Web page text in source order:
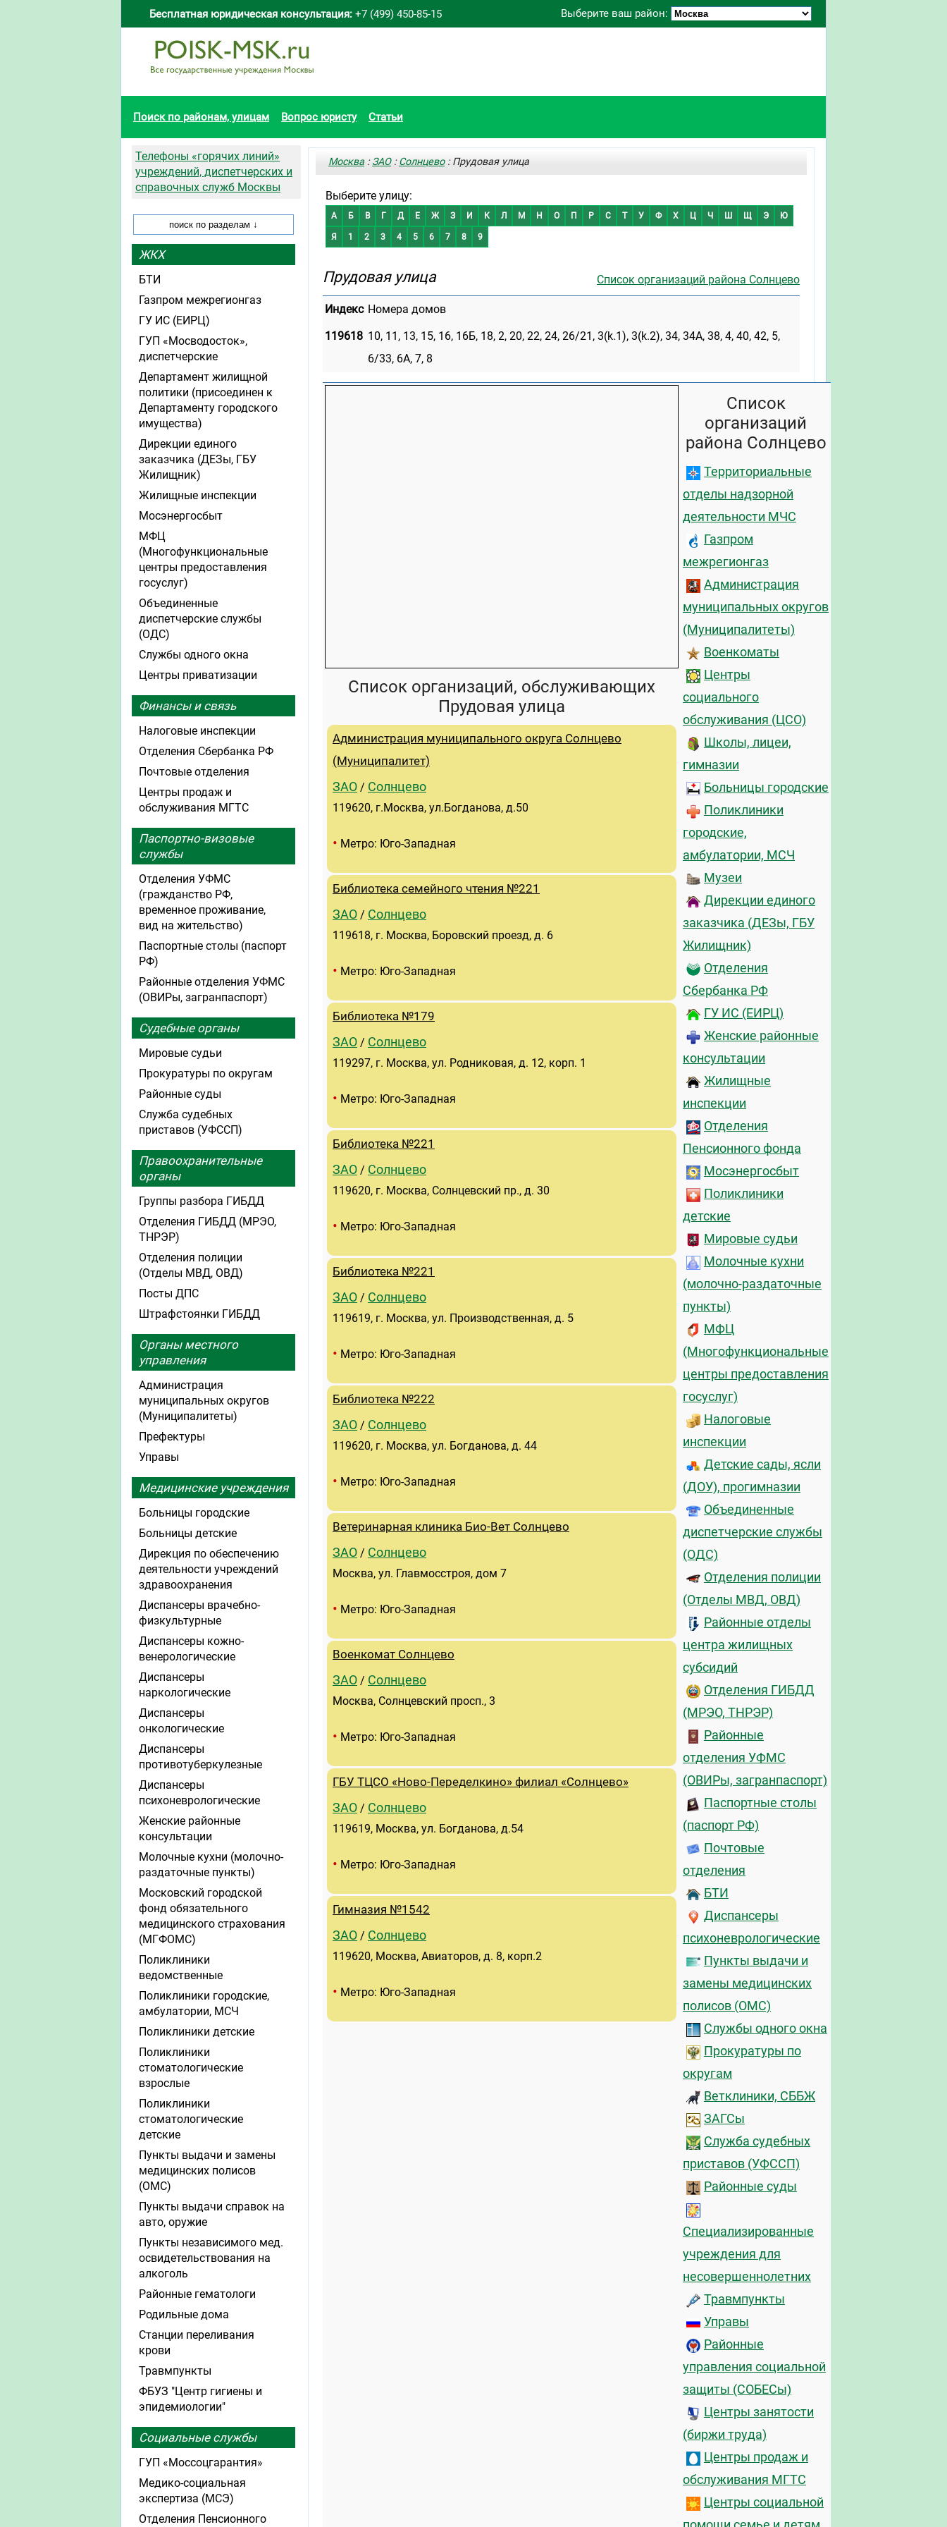
Выберите ваш район:
Бесплатная юридическая консультация: +7 (499) 450-85-15
Поиск по районам, улицам Вопрос юристу Статьи
Москва :ЗАО:Солнцево: Прудовая улица
Выберите улицу:
А Б В Г Д Е Ж З И К Л М Н О П Р С Т У Ф Х Ц Ч Ш Щ Э Ю
Я 1 2 3 4 5 6 7 8 9
Список организаций района Солнцево
Прудовая улица
Индекс Номера домов
119618 10, 11, 13, 15, 16, 16Б, 18, 2, 20, 22, 24, 26/21, 3(k.1), 3(k.2), 34, 34А, 38, 4, 40, 42, 5,
6/33, 6А, 7, 8
Список организаций, обслуживающих
Прудовая улица
Администрация муниципального округа Солнцево
(Муниципалитет)
ЗАО / Солнцево
119620, г.Москва, ул.Богданова, д.50
• Метро: Юго-Западная
Библиотека семейного чтения №221
ЗАО / Солнцево
119618, г. Москва, Боровский проезд, д. 6
• Метро: Юго-Западная
Библиотека №179
ЗАО / Солнцево
119297, г. Москва, ул. Родниковая, д. 12, корп. 1
• Метро: Юго-Западная
Библиотека №221
ЗАО / Солнцево
119620, г. Москва, Солнцевский пр., д. 30
• Метро: Юго-Западная
Библиотека №221
ЗАО / Солнцево
119619, г. Москва, ул. Производственная, д. 5
• Метро: Юго-Западная
Библиотека №222
ЗАО / Солнцево
119620, г. Москва, ул. Богданова, д. 44
• Метро: Юго-Западная
Ветеринарная клиника Био-Вет Солнцево
ЗАО / Солнцево
Москва, ул. Главмосстроя, дом 7
• Метро: Юго-Западная
Военкомат Солнцево
ЗАО / Солнцево
Москва, Солнцевский просп., 3
• Метро: Юго-Западная
ГБУ ТЦСО «Ново-Переделкино» филиал «Солнцево»
ЗАО / Солнцево
119619, Москва, ул. Богданова, д.54
• Метро: Юго-Западная
Гимназия №1542
ЗАО / Солнцево
119620, Москва, Авиаторов, д. 8, корп.2
• Метро: Юго-Западная
Список
организаций
района Солнцево
Территориальные
отделы надзорной
деятельности МЧС
Газпром
межрегионгаз
Администрация
муниципальных округов
(Муниципалитеты)
Военкоматы
Центры
социального
обслуживания (ЦСО)
Школы, лицеи,
гимназии
Больницы городские
Поликлиники
городские,
амбулатории, МСЧ
Музеи
Дирекции единого
заказчика (ДЕЗы, ГБУ
Жилищник)
Отделения
Сбербанка РФ
ГУ ИС (ЕИРЦ)
Женские районные
консультации
Жилищные
инспекции
Отделения
Пенсионного фонда
Мосэнергосбыт
Поликлиники
детские
Мировые судьи
Молочные кухни
(молочно-раздаточные
пункты)
МФЦ
(Многофункциональные
центры предоставления
госуслуг)
Налоговые
инспекции
Детские сады, ясли
(ДОУ), прогимназии
Объединенные
диспетчерские службы
(ОДС)
Отделения полиции
(Отделы МВД, ОВД)
Районные отделы
центра жилищных
субсидий
Отделения ГИБДД
(МРЭО, ТНРЭР)
Районные
отделения УФМС
(ОВИРы, загранпаспорт)
Паспортные столы
(паспорт РФ)
Почтовые
отделения
БТИ
Диспансеры
психоневрологические
Пункты выдачи и
замены медицинских
полисов (ОМС)
Службы одного окна
Прокуратуры по
округам
Ветклиники, СББЖ
ЗАГСы
Служба судебных
приставов (УФССП)
Районные суды
Специализированные
учреждения для
несовершеннолетних
Травмпункты
Управы
Районные
управления социальной
защиты (СОБЕСы)
Центры занятости
(биржи труда)
Центры продаж и
обслуживания МГТС
Центры социальной
Телефоны «горячих линий»
учреждений, диспетчерских и
справочных служб Москвы
ЖКХ
БТИ
Газпром межрегионгаз
ГУ ИС (ЕИРЦ)
ГУП «Мосводосток»,
диспетчерские
Департамент жилищной
политики (присоединен к
Департаменту городского
имущества)
Дирекции единого
заказчика (ДЕЗы, ГБУ
Жилищник)
Жилищные инспекции
Мосэнергосбыт
МФЦ
(Многофункциональные
центры предоставления
госуслуг)
Объединенные
диспетчерские службы
(ОДС)
Службы одного окна
Центры приватизации
Финансы и связь
Налоговые инспекции
Отделения Сбербанка РФ
Почтовые отделения
Центры продаж и
обслуживания МГТС
Паспортно-визовые
службы
Отделения УФМС
(гражданство РФ,
временное проживание,
вид на жительство)
Паспортные столы (паспорт
РФ)
Районные отделения УФМС
(ОВИРы, загранпаспорт)
Судебные органы
Мировые судьи
Прокуратуры по округам
Районные суды
Служба судебных
приставов (УФССП)
Правоохранительные
органы
Группы разбора ГИБДД
Отделения ГИБДД (МРЭО,
ТНРЭР)
Отделения полиции
(Отделы МВД, ОВД)
Посты ДПС
Штрафстоянки ГИБДД
Органы местного
управления
Администрация
муниципальных округов
(Муниципалитеты)
Префектуры
Управы
Медицинские учреждения
Больницы городские
Больницы детские
Дирекция по обеспечению
деятельности учреждений
здравоохранения
Диспансеры врачебно-
физкультурные
Диспансеры кожно-
венерологические
Диспансеры
наркологические
Диспансеры
онкологические
Диспансеры
противотуберкулезные
Диспансеры
психоневрологические
Женские районные
консультации
Молочные кухни (молочно-
раздаточные пункты)
Московский городской
фонд обязательного
медицинского страхования
(МГФОМС)
Поликлиники
ведомственные
Поликлиники городские,
амбулатории, МСЧ
Поликлиники детские
Поликлиники
стоматологические
взрослые
Поликлиники
стоматологические
детские
Пункты выдачи и замены
медицинских полисов
(ОМС)
Пункты выдачи справок на
авто, оружие
Пункты независимого мед.
освидетельствования на
алкоголь
Районные гематологи
Родильные дома
Станции переливания
крови
Травмпункты
ФБУЗ "Центр гигиены и
эпидемиологии"
Социальные службы
ГУП «Моссоцгарантия»
Медико-социальная
экспертиза (МСЭ)
Отделения Пенсионного